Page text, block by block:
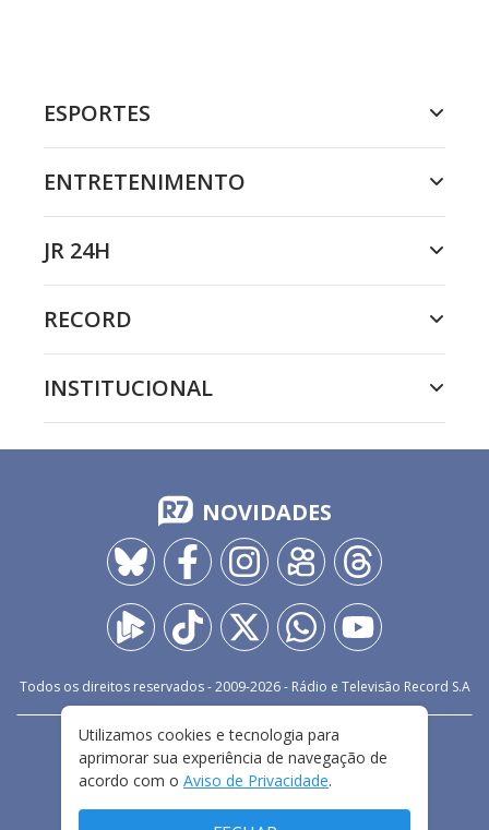
ESPORTES
ENTRETENIMENTO
JR 24H
RECORD
INSTITUCIONAL
NOVIDADES
Todos os direitos reservados - 2009-2026- Rádio e Televisão Record S.A
FALE CONOSCO
PRIVACIDADE
TERMOS E CONDIÇÕES DE USO
Utilizamos cookies e tecnologia para
aprimorar sua experiência de navegação de
acordo com o Aviso de Privacidade.